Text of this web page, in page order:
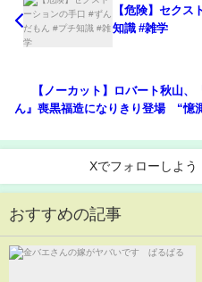
【危険】セクス
知識 #雑学
【ノーカット】ロバート秋山、
ん』喪黒福造になりきり登場 “憶
レビ東京『笑ゥせぇるすまん』配
Xでフォローしよう
おすすめの記事